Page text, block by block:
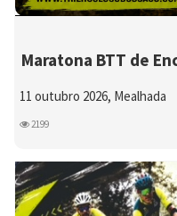
Maratona BTT de
11 outubro 2026, Mealhada
2199